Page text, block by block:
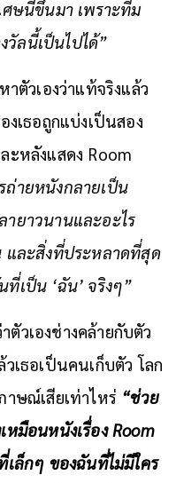
ศษนี้ขึ้นมา เพราะทีม
ลนี้เป็นไปได้”
าตัวเองว่าแท้จริงแล้ว
งเธอถูกแบ่งเป็นสอง
ะหลังแสดง Room
ายหนังกลายเป็น
ยาวนานและอะไร
และสิ่งที่ประหลาดที่สุด
ที่เป็น ‘ฉัน’ จริงๆ”
วเองช่างคล้ายกับตัว
เธอเป็นคนเก็บตัว โลก
ษณ์เสียเท่าไหร่ “ช่วย
หมือนหนังเรื่อง Room
ล็กๆ ของฉันที่ไม่มีใคร